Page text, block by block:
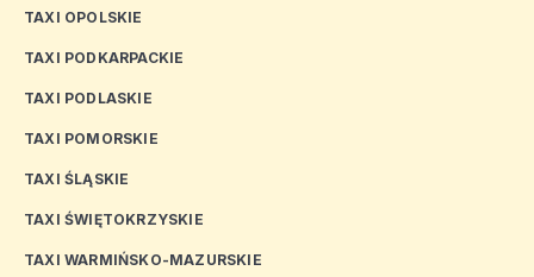
TAXI OPOLSKIE
TAXI PODKARPACKIE
TAXI PODLASKIE
TAXI POMORSKIE
TAXI ŚLĄSKIE
TAXI ŚWIĘTOKRZYSKIE
TAXI WARMIŃSKO-MAZURSKIE